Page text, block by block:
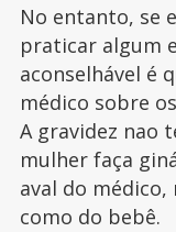
No entanto, se
praticar algum
aconselhável é
médico sobre
A gravidez nao
mulher faça
aval do médico,
como do bebê.